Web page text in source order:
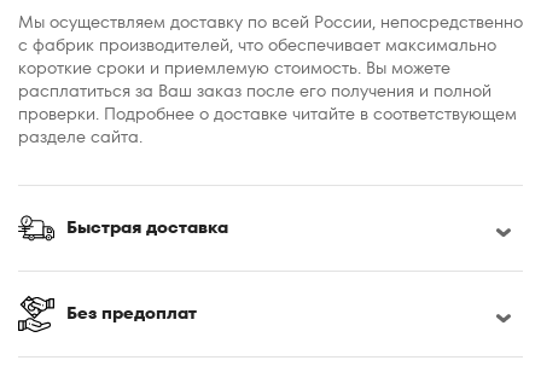
Мы осуществляем доставку по всей России, непосредственно
с фабрик производителей, что обеспечивает максимально
короткие сроки и приемлемую стоимость. Вы можете
расплатиться за Ваш заказ после его получения и полной
проверки. Подробнее о доставке читайте в соответствующем
разделе сайта.
Быстрая доставка
Без предоплат